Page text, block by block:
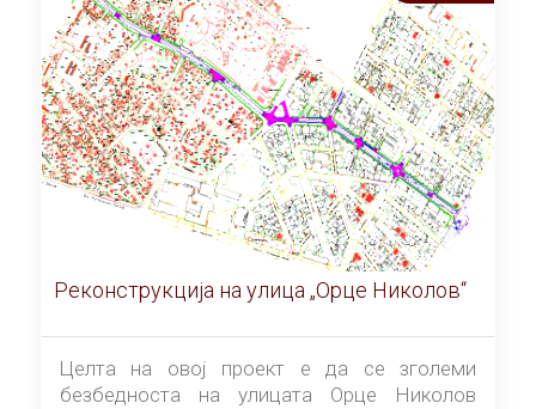
Реконструкција на улица „Орце Николов“
Целта на овој проект е да се зголеми
безбедноста на улицата Орце Николов